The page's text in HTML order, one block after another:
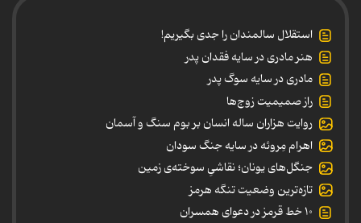
استقلال سالمندان را جدی بگیریم!
هنر مادری در سایه‌ فقدان پدر
مادری در سایه سوگ پدر
راز صمیمیت زوج‌ها
روایت هزاران ساله انسان بر بوم سنگ و آسمان
اهرام مِروئه در سایه جنگ سودان
جنگل‌های یونان؛ نقاشیِ سوخته‌ی زمین
تازه‌ترین وضعیت تنگه هرمز
۱۰ خط قرمز در دعوای همسران